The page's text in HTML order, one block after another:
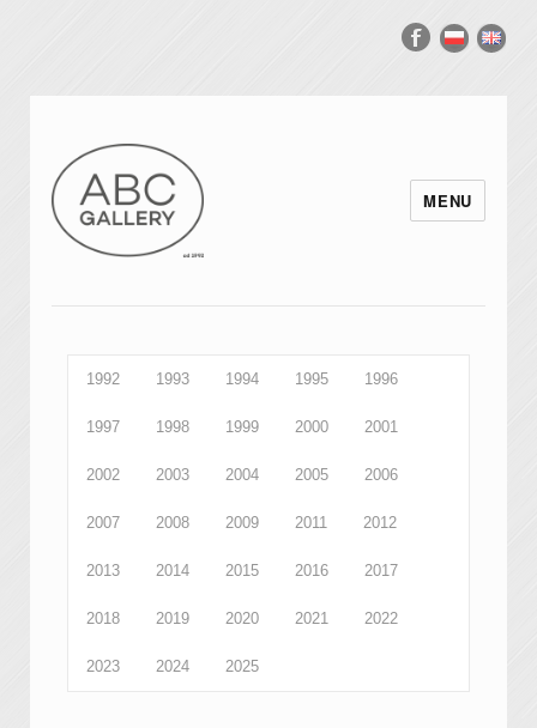
MENU
1992 1993 1994 1995 1996
1997 1998 1999 2000 2001
2002 2003 2004 2005 2006
2007 2008 2009 2011 2012
2013 2014 2015 2016 2017
2018 2019 2020 2021 2022
2023 2024 2025